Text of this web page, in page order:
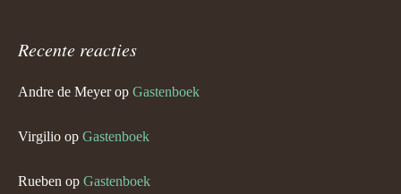
Recente reacties
Andre de Meyerop Gastenboek
Virgilio op Gastenboek
Rueben op Gastenboek